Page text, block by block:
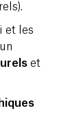
et les
et